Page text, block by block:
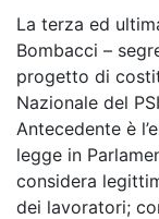
La terza ed
Bombacci –
progetto di
Nazionale del
Antecedente è
legge in
considera
dei lavoratori;